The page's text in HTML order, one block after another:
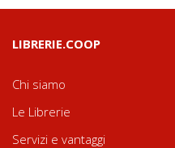
LIBRERIE.COOP
Chi siamo
Le Librerie
Servizi e vantaggi